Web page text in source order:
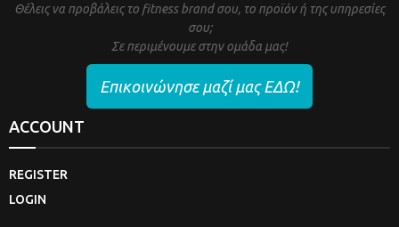
Θέλεις να προβάλεις το fitness brand σου, το προϊόν ή της υπηρεσίες
σου;
Σε περιμένουμε στην ομάδα μας!
Επικοινώνησε μαζί μας ΕΔΩ!
ACCOUNT
REGISTER
LOGIN